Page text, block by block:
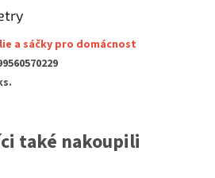
a sáčky pro domácnost
také nakoupili